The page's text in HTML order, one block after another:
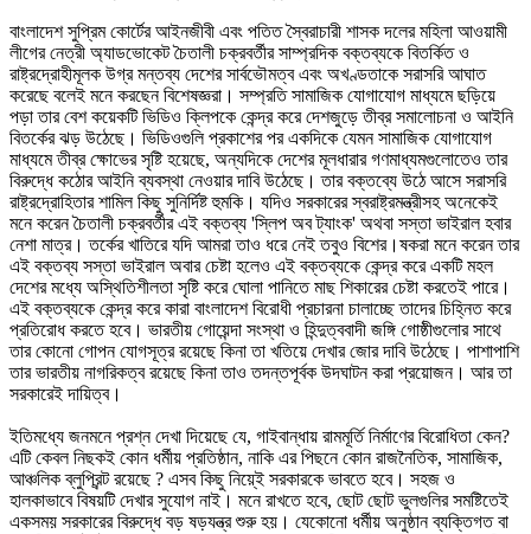
বাংলাদেশ সুপ্রিম কোর্টের আইনজীবী এবং পতিত স্বৈরাচারী শাসক দলের মহিলা আওয়ামী
লীগের নেত্রী অ্যাডভোকেট চৈতালী চক্রবর্তীর সাম্প্রদিক বক্তব্যকে বিতর্কিত ও
রাষ্ট্রদ্রোহীমূলক উগ্র মন্তব্য দেশের সার্বভৌমত্ব এবং অখণ্ডতাকে সরাসরি আঘাত
করেছে বলেই মনে করছেন বিশেষজ্ঞরা। সম্প্রতি সামাজিক যোগাযোগ মাধ্যমে ছড়িয়ে
পড়া তার বেশ কয়েকটি ভিডিও ক্লিপকে কেন্দ্র করে দেশজুড়ে তীব্র সমালোচনা ও আইনি
বিতর্কের ঝড় উঠেছে। ভিডিওগুলি প্রকাশের পর একদিকে যেমন সামাজিক যোগাযোগ
মাধ্যমে তীব্র ক্ষোভের সৃষ্টি হয়েছে, অন্যদিকে দেশের মূলধারার গণমাধ্যমগুলোতেও তার
বিরুদ্ধে কঠোর আইনি ব্যবস্থা নেওয়ার দাবি উঠেছে। তার বক্তব্যে উঠে আসে সরাসরি
রাষ্ট্রদ্রোহিতার শামিল কিছু সুনির্দিষ্ট হুমকি। যদিও সরকারের স্বরাষ্ট্রমন্ত্রীসহ অনেকেই
মনে করেন চৈতালী চক্রবর্তীর এই বক্তব্য ‌'স্লিপ অব ট্যাংক' অথবা সস্তা ভাইরাল হবার
নেশা মাত্র। তর্কের খাতিরে যদি আমরা তাও ধরে নেই তবুও বিশের।ষকরা মনে করেন তার
এই বক্তব্য সস্তা ভাইরাল অবার চেষ্টা হলেও এই বক্তব্যকে কেন্দ্র করে একটি মহল
দেশের মধ্যে অস্থিতিশীলতা সৃষ্টি করে ঘোলা পানিতে মাছ শিকারের চেষ্টা করতেই পারে।
এই বক্তব্যকে কেন্দ্র করে কারা বাংলাদেশ বিরোধী প্রচারনা চালাচ্ছে তাদের চিহ্নিত করে
প্রতিরোধ করতে হবে। ভারতীয় গোয়েন্দা সংস্থা ও হিন্দুত্ববাদী জঙ্গি গোষ্ঠীগুলোর সাথে
তার কোনো গোপন যোগসূত্র রয়েছে কিনা তা খতিয়ে দেখার জোর দাবি উঠেছে। পাশাপাশি
তার ভারতীয় নাগরিকত্ব রয়েছে কিনা তাও তদন্তপূর্বক উদঘাটন করা প্রয়োজন। আর তা
সরকারেই দায়িত্ব।
ইতিমধ্যে জনমনে প্রশ্ন দেখা দিয়েছে যে, গাইবান্ধায় রামমূর্তি নির্মাণের বিরোধিতা কেন?
এটি কেবল নিছকই কোন ধর্মীয় প্রতিষ্ঠান, নাকি এর পিছনে কোন রাজনৈতিক, সামাজিক,
আঞ্চলিক ব্লুপ্রিন্ট রয়েছে ? এসব কিছু নিয়ে্ই সরকারকে ভাবতে হবে। সহজ ও
হালকাভাবে বিষয়টি দেখার সুযোগ নাই। মনে রাখতে হবে, ছোট ছোট ভুলগুলির সমষ্টিতেই
একসময় সরকারের বিরুদ্ধে বড় ষড়যন্ত্র শুরু হয়। যেকোনো ধর্মীয় অনুষ্ঠান ব্যক্তিগত বা